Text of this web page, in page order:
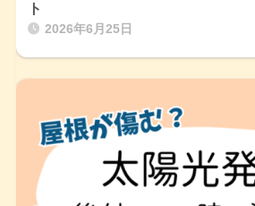
ト
2026年6月25日